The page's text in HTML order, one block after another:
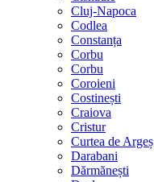
Cluj-Napoca
Codlea
Constanța
Corbu
Corbu
Coroieni
Costinești
Craiova
Cristur
Curtea de Argeș
Darabani
Dărmănești